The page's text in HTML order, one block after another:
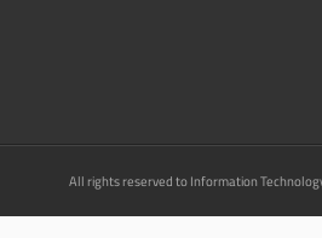
All rights reserved to Information